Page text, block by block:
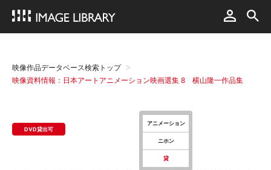
映像作品データベース検索トップ
映像資料情報：日本アートアニメーション映画選集 8 横山隆一作品集
DVD貸出可
アニメーション
ニホン
貸